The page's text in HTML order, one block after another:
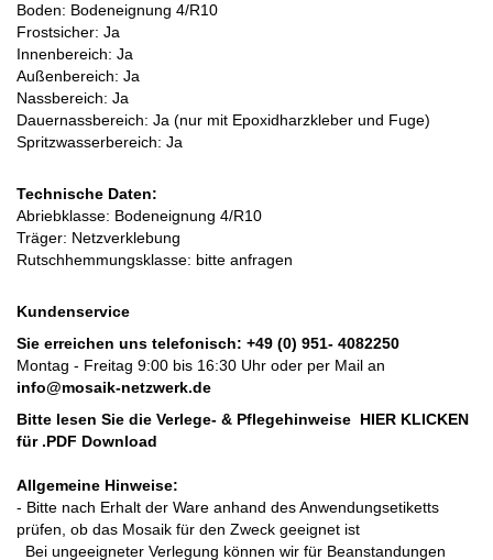
Boden: Bodeneignung 4/R10
Frostsicher: Ja
Innenbereich: Ja
Außenbereich: Ja
Nassbereich: Ja
Dauernassbereich: Ja (nur mit Epoxidharzkleber und Fuge)
Spritzwasserbereich: Ja
Technische Daten:
Abriebklasse: Bodeneignung 4/R10
Träger: Netzverklebung
Rutschhemmungsklasse: bitte anfragen
Kundenservice
Sie erreichen uns telefonisch: +49 (0) 951- 4082250
Montag - Freitag 9:00 bis 16:30 Uhr oder per Mail an
info@mosaik-netzwerk.de
Bitte lesen Sie die Verlege- & Pflegehinweise HIER KLICKEN
für .PDF Download
Allgemeine Hinweise:
- Bitte nach Erhalt der Ware anhand des Anwendungsetiketts
prüfen, ob das Mosaik für den Zweck geeignet ist
Bei ungeeigneter Verlegung können wir für Beanstandungen